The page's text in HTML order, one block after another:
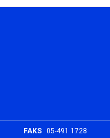
FAKS
05-491 1728